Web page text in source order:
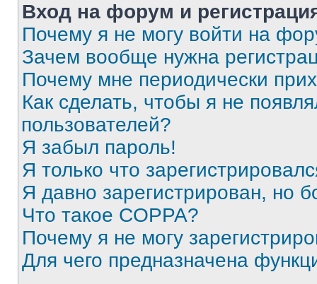
Вход на форум и
Почему я не могу войти на
Зачем вообще нужна
Почему мне периодически
Как сделать, чтобы я не
пользователей?
Я забыл пароль!
Я только что
Я давно зарегистрирован, но
Что такое COPPA?
Почему я не могу
Для чего предназначена